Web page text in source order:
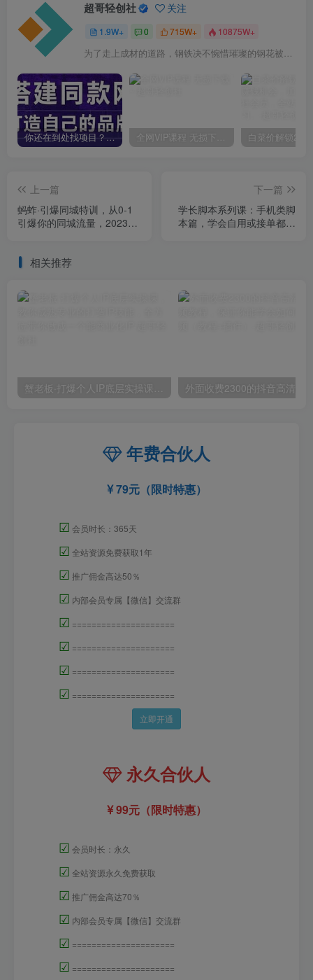
超哥轻创社 关注
1.9W+ 0 715W+ 10875W+
为了走上成材的道路，钢铁决不惋惜璀璨的钢花被遗弃
你还在到处找项目？还在当韭菜？我靠卖项目一个月收入5万+，曾经我也是个失败者。 全网VIP课程 无损下载~
上一篇
蚂蚱·引爆同城特训，从0-1
引爆你的同城流量，2023年
下一篇
学长脚本系列课：手机类脚
本篇，学会自用或接单都很
相关推荐
蟹老板·打爆个人IP底层实操课，教你成熟专业的打造IP技能，全方位带你做成一个能商业化IP
年费合伙人
79元（限时特惠）
☑ 会员时长：365天
☑ 全站资源免费获取1年
☑ 推广佣金高达50％
☑ 内部会员专属【微信】交流群
☑ =====================
☑ =====================
☑ =====================
☑ =====================
立即开通
永久合伙人
99元（限时特惠）
☑ 会员时长：永久
☑ 全站资源永久免费获取
☑ 推广佣金高达70％
☑ 内部会员专属【微信】交流群
☑ =====================
☑ =====================